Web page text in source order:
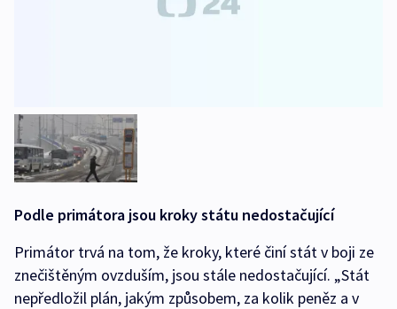
Podle primátora jsou kroky státu nedostačující
Primátor trvá na tom, že kroky, které činí stát v boji ze
znečištěným ovzduším, jsou stále nedostačující. „Stát
nepředložil plán, jakým způsobem, za kolik peněz a v